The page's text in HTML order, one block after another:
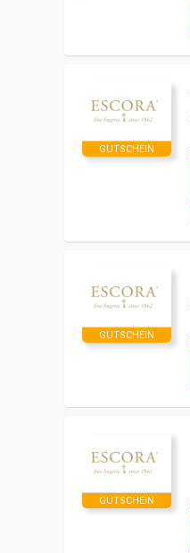
GUTSCHEIN
GUTSCHEIN
GUTSCHEIN